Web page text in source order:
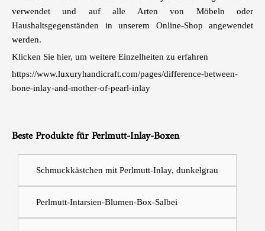
verwendet und auf alle Arten von Möbeln oder
Haushaltsgegenständen in unserem Online-Shop angewendet
werden.
Klicken Sie hier, um weitere Einzelheiten zu erfahren
https://www.luxuryhandicraft.com/pages/difference-between-
bone-inlay-and-mother-of-pearl-inlay
Beste Produkte für Perlmutt-Inlay-Boxen
Schmuckkästchen mit Perlmutt-Inlay, dunkelgrau
Perlmutt-Intarsien-Blumen-Box-Salbei